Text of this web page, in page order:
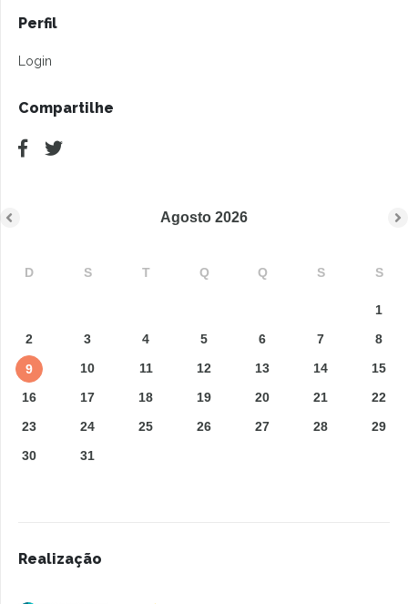
Perfil
Login
Compartilhe
Agosto 2026
D S T Q Q S S
1
2
3 4 5 6 7 8
9 10 11 12 13 14
15
16
17 18 19 20 21
22
23
24 25 26 27 28
29
30
31
Realização